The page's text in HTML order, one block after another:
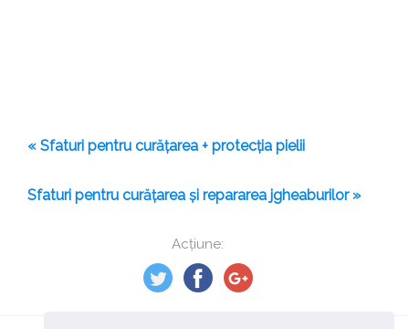
Acțiune:
« Sfaturi pentru curățarea + protecția pielii
Sfaturi pentru curățarea și repararea jgheaburilor »